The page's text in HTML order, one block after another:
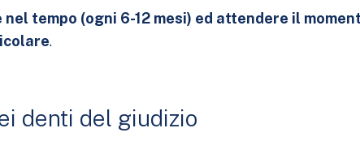
tempo (ogni 6-12 mesi) ed attendere il
.
denti del giudizio